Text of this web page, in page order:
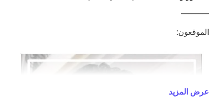
الموقعون:
عرض المزيد